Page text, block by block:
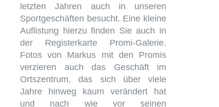
letzten Jahren auch in unseren
Sportgeschäften besucht. Eine kleine
Auflistung hierzu finden Sie auch in
der Registerkarte Promi-Galerie.
Fotos von Markus mit den Promis
verzieren auch das Geschäft im
Ortszentrum, das sich über viele
Jahre hinweg kaum verändert hat
und nach wie vor seinen